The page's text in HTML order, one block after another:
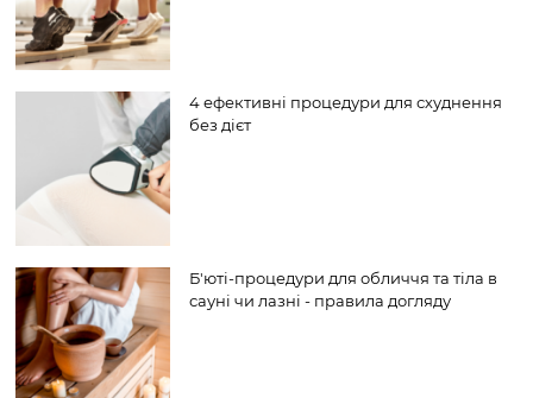
4 ефективні процедури для схуднення
без дієт
Б'юті-процедури для обличчя та тіла в
сауні чи лазні - правила догляду